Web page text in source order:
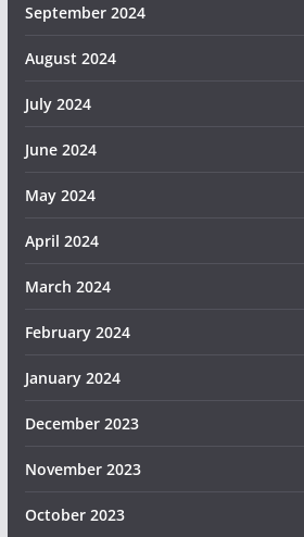
September 2024
August 2024
July 2024
June 2024
May 2024
April 2024
March 2024
February 2024
January 2024
December 2023
November 2023
October 2023